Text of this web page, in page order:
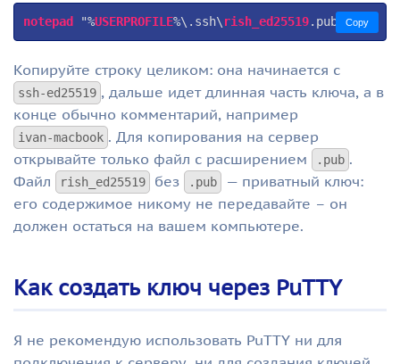
notepad "%USERPROFILE%\ .ssh\ rish_ed25519.pub Copy
Копируйте строку целиком: она начинается с
ssh-ed25519 , дальше идет длинная часть ключа, а в
конце обычно комментарий, например
ivan-macbook . Для копирования на сервер
открывайте только файл с расширением
.pub .
Файл
rish_ed25519 без .pub
— приватный ключ:
его содержимое никому не передавайте – он
должен остаться на вашем компьютере.
Как создать ключ через PuTTY
Я не рекомендую использовать PuTTY ни для